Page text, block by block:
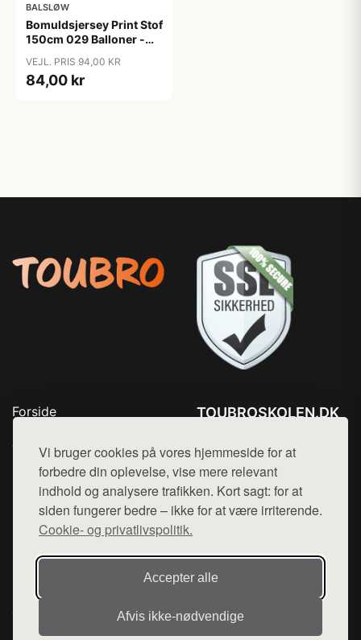
Vi bruger cookies på vores hjemmeside for at
forbedre din oplevelse, vise mere relevant
indhold og analysere trafikken. Kort sagt: for at
siden fungerer bedre – ikke for at være irriterende.
Cookie- og privatlivspolitik.
Accepter alle
Afvis ikke‑nødvendige
BALSLØW
Bomuldsjersey Print Stof
150cm 029 Balloner -
VEJL. PRIS 94,00 KR
84,00 kr
Forside
Top Rabatter
Blog
Kontakt
TOUBROSKOLEN.DK
Mail: hej@want.dk
Cookie- og privatlivspolitik
Denne side er en del af want.dk, der udgiver en række
hjemmesider med præsentation af forskellige produkter fra
diverse webshops. Der sælges ikke varer fra denne side - vi
henviser til de shops, som sælger varen. Vi har heller ikke